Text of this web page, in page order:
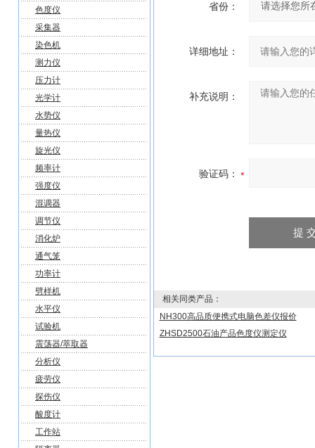
色度仪
采集器
染色机
测力仪
压力计
光学计
水势仪
量热仪
旋光仪
频率计
强度仪
混调器
调节仪
消化炉
通气笼
功率计
劈样机
水平仪
试验机
震荡器/萃取器
分析仪
疲劳仪
探伤仪
酸度计
工作站
省份：
详细地址：
补充说明：
验证码：
相关同类产品：
NH300高品质便携式电脑色差仪报价
ZHSD2500石油产品色度仪测定仪